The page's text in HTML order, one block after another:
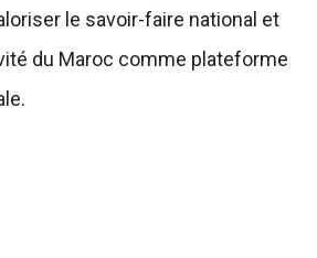
le savoir-faire national et
du Maroc comme plateforme